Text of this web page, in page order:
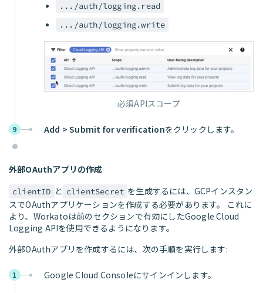
.../auth/logging.read
.../auth/logging.write
必須APIスコープ
9 Add > Submit for verificationをクリックします。
外部OAuthアプリの作成
clientID と clientSecret を生成するには、GCPインスタン
スでOAuthアプリケーションを作成する必要があります。 これに
より、Workatoは前のセクションで有効にしたGoogle Cloud
Logging APIを使用できるようになります。
外部OAuthアプリを作成するには、次の手順を実行します:
1 Google Cloud Consoleにサインインします。